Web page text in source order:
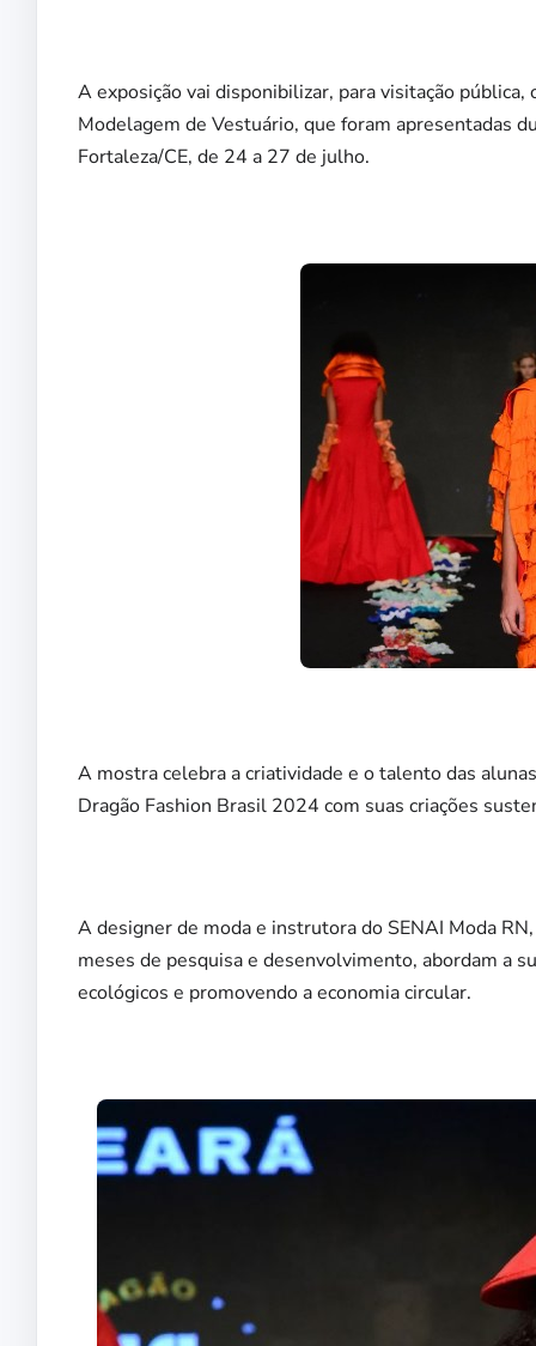
A exposição vai disponibilizar, para visitação
Modelagem de Vestuário, que foram apresentadas
Fortaleza/CE, de 24 a 27 de julho.
A mostra celebra a criatividade e o talento das
Dragão Fashion Brasil 2024 com suas criações
A designer de moda e instrutora do SENAI Moda
meses de pesquisa e desenvolvimento, abordam a
ecológicos e promovendo a economia circular.